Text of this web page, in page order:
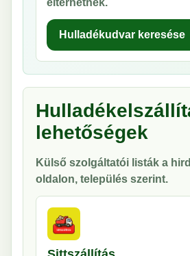
eltérhetnek.
Hulladékudvar keresése
lehetőségek
Külső szolgáltatói listák a
oldalon, település szerint.